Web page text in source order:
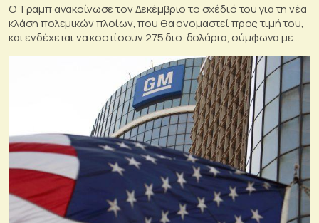
Ο Τραμπ ανακοίνωσε τον Δεκέμβριο το σχέδιό του για τη νέα
κλάση πολεμικών πλοίων, που θα ονομαστεί προς τιμή του,
και ενδέχεται να κοστίσουν 275 δισ. δολάρια, σύμφωνα με